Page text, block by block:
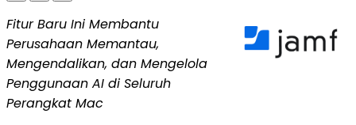
Fitur Baru Ini Membantu
Perusahaan Memantau,
Mengendalikan, dan Mengelola
Penggunaan AI di Seluruh
Perangkat Mac